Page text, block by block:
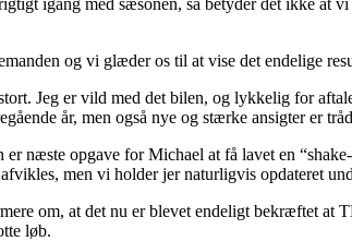
og vi glæder os til at vise det endelige
Jeg er vild med det bilen, og lykkelig for
år, men også nye og stærke ansigter er
næste opgave for Michael at få lavet en
men vi holder jer naturligvis opdateret
om, at det nu er blevet endeligt bekræftet at
løb.